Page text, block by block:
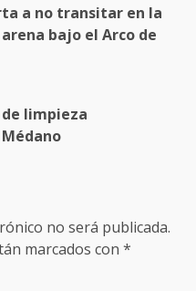
a no transitar en la
bajo el Arco de
de limpieza
no será publicada.
marcados con *